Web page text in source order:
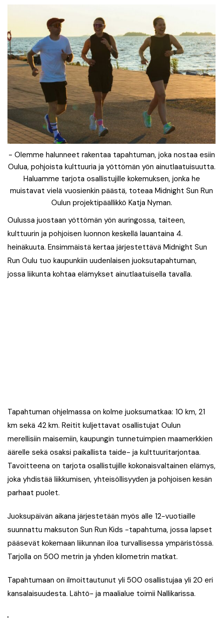
- Olemme halunneet rakentaa tapahtuman, joka nostaa esiin
Oulua, pohjoista kulttuuria ja yöttömän yön ainutlaatuisuutta.
Haluamme tarjota osallistujille kokemuksen, jonka he
muistavat vielä vuosienkin päästä, toteaa Midnight Sun Run
Oulun projektipäällikkö Katja Nyman.
Oulussa juostaan yöttömän yön auringossa, taiteen,
kulttuurin ja pohjoisen luonnon keskellä lauantaina 4.
heinäkuuta. Ensimmäistä kertaa järjestettävä Midnight Sun
Run Oulu tuo kaupunkiin uudenlaisen juoksutapahtuman,
jossa liikunta kohtaa elämykset ainutlaatuisella tavalla.
Tapahtuman ohjelmassa on kolme juoksumatkaa: 10 km, 21
km sekä 42 km. Reitit kuljettavat osallistujat Oulun
merellisiin maisemiin, kaupungin tunnetuimpien maamerkkien
äärelle sekä osaksi paikallista taide- ja kulttuuritarjontaa.
Tavoitteena on tarjota osallistujille kokonaisvaltainen elämys,
joka yhdistää liikkumisen, yhteisöllisyyden ja pohjoisen kesän
parhaat puolet.
Juoksupäivän aikana järjestetään myös alle 12-vuotiaille
suunnattu maksuton Sun Run Kids -tapahtuma, jossa lapset
pääsevät kokemaan liikunnan iloa turvallisessa ympäristössä.
Tarjolla on 500 metrin ja yhden kilometrin matkat.
Tapahtumaan on ilmoittautunut yli 500 osallistujaa yli 20 eri
kansalaisuudesta. Lähtö- ja maalialue toimii Nallikarissa.